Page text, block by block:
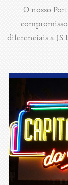
O nosso
diferenciais a